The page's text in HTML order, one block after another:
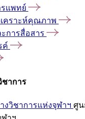
แพทย์
คราะห์คุณภาพ
การสื่อสาร
ค์
าการ
วิชาการแห่งจุฬาฯ ศูน